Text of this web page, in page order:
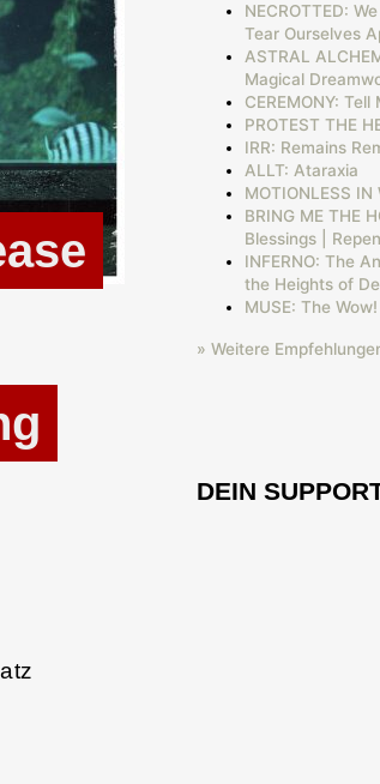
NECROTTED:
Tear Ourselves
ASTRAL
Magical
CEREMONY:
PROTEST THE
IRR: Remains
ALLT: Ataraxia
MOTIONLESS
BRING ME THE
Blessings |
INFERNO: The
the Heights of
MUSE: The
» Weitere
DEIN